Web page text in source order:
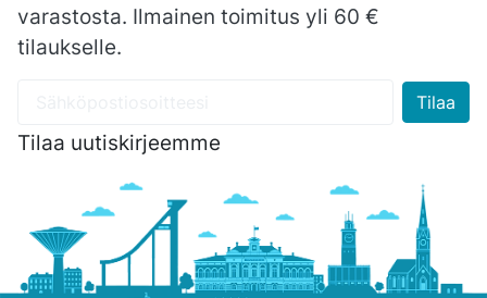
varastosta. Ilmainen toimitus yli 60 €
tilaukselle.
Tilaa uutiskirjeemme